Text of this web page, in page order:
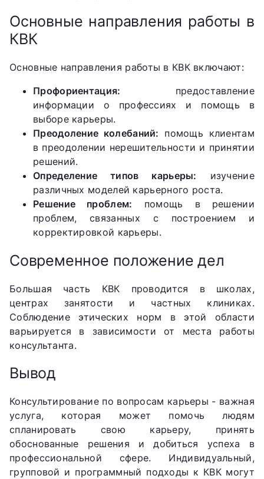
Основные направления работы в
КВК
Основные направления работы в КВК включают:
Профориентация: предоставление
информации о профессиях и помощь в
выборе карьеры.
Преодоление колебаний: помощь клиентам
в преодолении нерешительности и принятии
решений.
Определение типов карьеры: изучение
различных моделей карьерного роста.
Решение проблем: помощь в решении
проблем, связанных с построением и
корректировкой карьеры.
Современное положение дел
Большая часть КВК проводится в школах,
центрах занятости и частных клиниках.
Соблюдение этических норм в этой области
варьируется в зависимости от места работы
консультанта.
Вывод
Консультирование по вопросам карьеры - важная
услуга, которая может помочь людям
спланировать свою карьеру, принять
обоснованные решения и добиться успеха в
профессиональной сфере. Индивидуальный,
групповой и программный подходы к КВК могут